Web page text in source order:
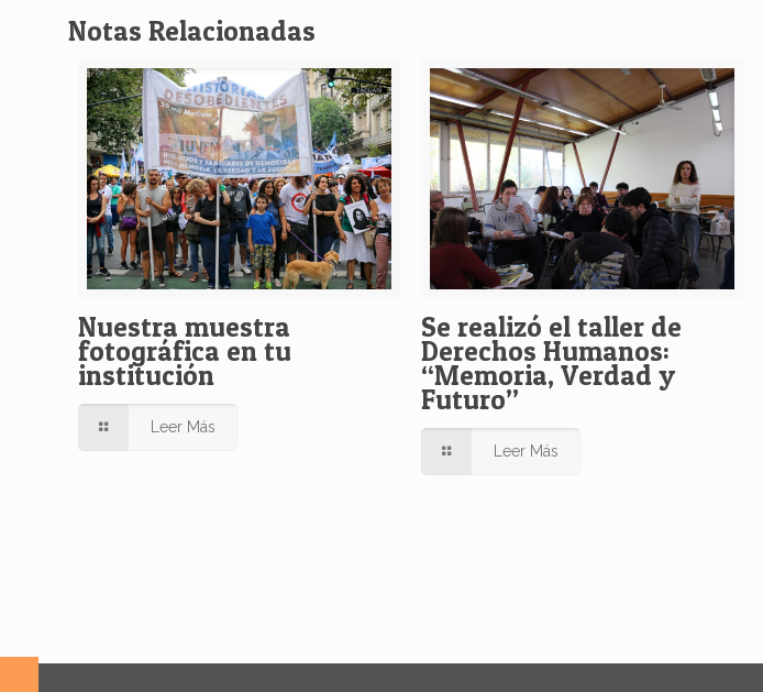
Notas Relacionadas
Nuestra muestra
fotográfica en tu
institución
Leer Más
Se realizó el taller de
Derechos Humanos:
“Memoria, Verdad y
Futuro”
Leer Más